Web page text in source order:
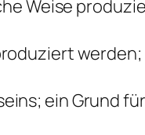
Weise
ein Grund